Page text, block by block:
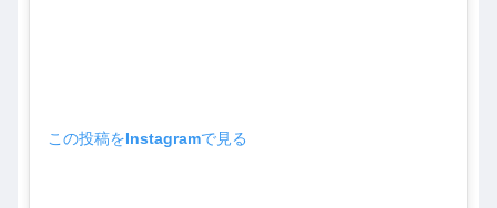
この投稿をInstagramで見る